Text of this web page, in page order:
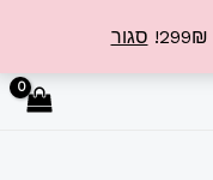
סגור
לפי